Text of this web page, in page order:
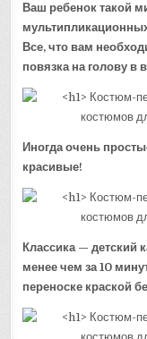
Ваш ребенок такой
Все, что вам
повязка на голову в
Иногда очень
красивые!
Классика — детский
менее чем за 10
переноске краской